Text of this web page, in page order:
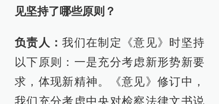
见坚持了哪些原则？
负责人：我们在制定《意见》时坚持
以下原则：一是充分考虑新形势新要
求，体现新精神。《意见》修订中，
我们充分考虑中央对检察法律文书说